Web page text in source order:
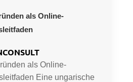
als Online-
als Online-
Eine ungarische